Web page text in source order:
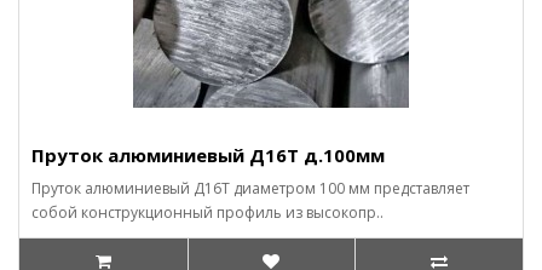
Пруток алюминиевый Д16Т д.100мм
Пруток алюминиевый Д16Т диаметром 100 мм представляет
собой конструкционный профиль из высокопр..